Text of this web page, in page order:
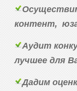
контент,
Аудит
лучшее для
Дадим